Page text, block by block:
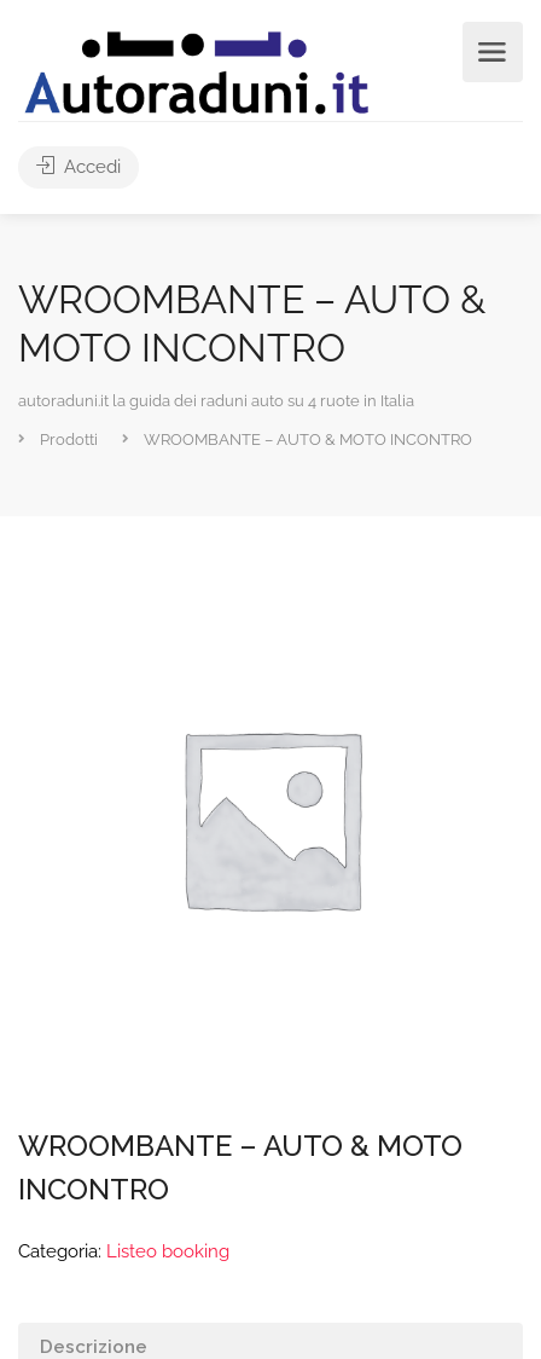
Accedi
WROOMBANTE – AUTO &
MOTO INCONTRO
autoraduni.it la guida dei raduni auto su 4 ruote in Italia
Prodotti WROOMBANTE – AUTO & MOTO INCONTRO
WROOMBANTE – AUTO & MOTO
INCONTRO
Categoria: Listeo booking
Descrizione